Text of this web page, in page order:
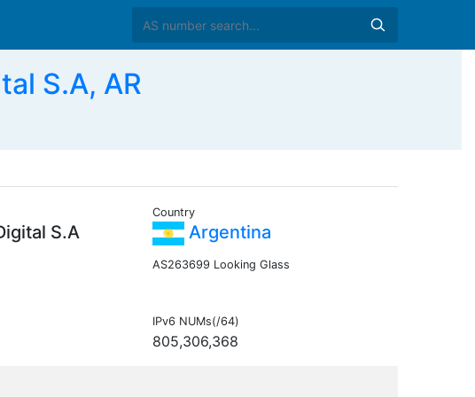
S.A, AR
S.A
Country
Argentina
AS263699 Looking Glass
IPv6 NUMs(/64)
805,306,368